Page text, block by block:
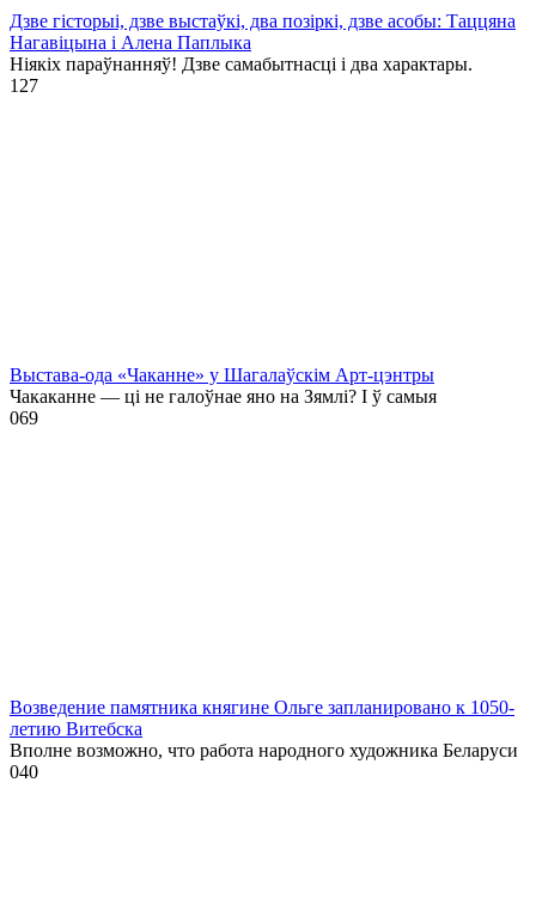
Дзве гісторыі, дзве выстаўкі, два позіркі, дзве асобы: Таццяна
Нагавіцына і Алена Паплыка
Ніякіх параўнанняў! Дзве самабытнасці і два характары.
1 27
Выстава-ода «Чаканне» у Шагалаўскім Арт-цэнтры
Чакаканне — ці не галоўнае яно на Зямлі? І ў самыя
069
Возведение памятника княгине Ольге запланировано к 1050-
летию Витебска
Вполне возможно, что работа народного художника Беларуси
040